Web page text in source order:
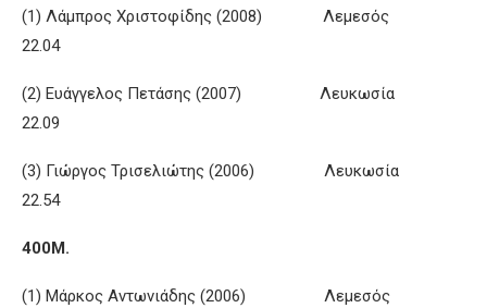
(1) Λάμπρος Χριστοφίδης (2008) Λεμεσός
22.04
(2) Ευάγγελος Πετάσης (2007) Λευκωσία
22.09
(3) Γιώργος Τρισελιώτης (2006) Λευκωσία
22.54
400Μ.
(1) Μάρκος Αντωνιάδης (2006) Λεμεσός